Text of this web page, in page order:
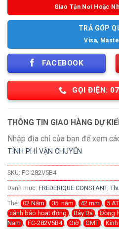
Giao Tận Nơi Hoặc
TRẢ GÓP
Visa,
FACEBOOK
GỌI ĐIỆN:
THÔNG TIN GIAO HÀNG DỰ
Nhập địa chỉ của bạn để xem
TÍNH PHÍ VẬN CHUYỂN
SKU: FC-282V5B4
Danh mục: FREDERIQUE CONSTANT,
Thẻ: 02 Năm 05 năm 42 mm 5
cảnh báo hoạt động
Dây Da Đồng
Nam
FC-282V5B4 Giờ GMT